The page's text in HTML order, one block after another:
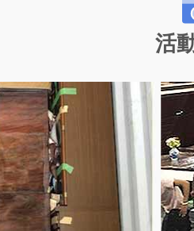
活